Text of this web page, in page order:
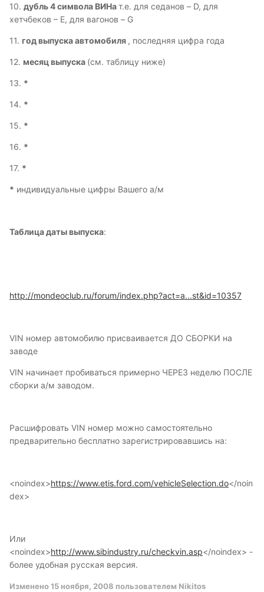
10. дубль 4 символа ВИНат.е. для седанов – D, для
хетчбеков – Е, для вагонов – G
11. год выпуска автомобиля , последняя цифра года
12. месяц выпуска (см. таблицу ниже)
13. *
14. *
15. *
16. *
17. *
* индивидуальные цифры Вашего а/м
Таблица даты выпуска:
http://mondeoclub.ru/forum/index.php?act=a...st&id=10357
VIN номер автомобилю присваивается ДО СБОРКИ на
заводе
VIN начинает пробиваться примерно ЧЕРЕЗ неделю ПОСЛЕ
сборки а/м заводом.
Расшифровать VIN номер можно самостоятельно
предварительно бесплатно зарегистрировавшись на:
<noindex>https://www.etis.ford.com/vehicleSelection.do</noin
dex>
Или
<noindex>http://www.sibindustry.ru/checkvin.asp</noindex> -
более удобная русская версия.
Изменено15 ноября, 2008 пользователем Nikitos